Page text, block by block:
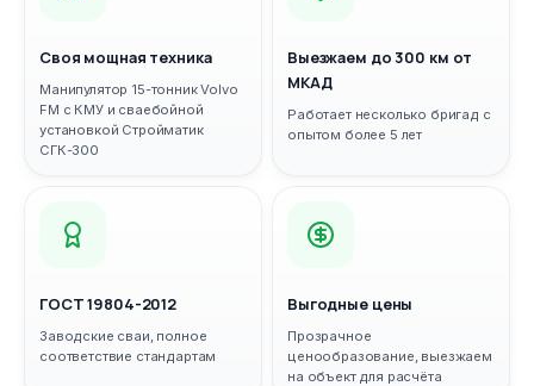
Своя мощная техника
Манипулятор 15-тонник Volvo
FM с КМУ и сваебойной
установкой Стройматик
СГК-300
Выезжаем до 300 км от
МКАД
Работает несколько бригад с
опытом более 5 лет
ГОСТ 19804-2012
Заводские сваи, полное
соответствие стандартам
Выгодные цены
Прозрачное
ценообразование, выезжаем
на объект для расчёта